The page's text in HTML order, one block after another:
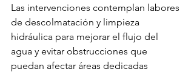
Las intervenciones contemplan labores
de descolmatación y limpieza
hidráulica para mejorar el flujo del
agua y evitar obstrucciones que
puedan afectar áreas dedicadas